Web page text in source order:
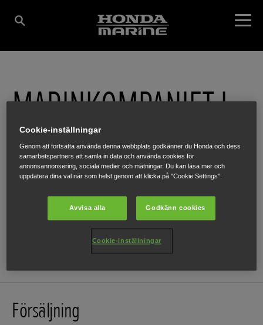
MARINKOMPANIET I
SYD AB
IDROTTSVÄGEN 50 KARLSHAMN
HÄR FÅR DU MER INFORMATION
Försäljning
Cookie-inställningar
Genom att fortsätta använda denna webbplats godkänner du Honda och dess
samarbetspartners att samla in data och använda cookies för
annonsannonsering, sociala medier och mätningar. Du kan läsa mer och
uppdatera dina val när som helst genom att klicka på "Cookie Settings".
Avvisa alla Godkänn cookies
Cookie-inställningar